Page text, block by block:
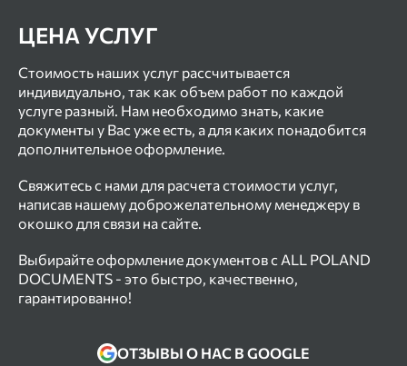
ЦЕНА УСЛУГ
Стоимость наших услуг рассчитывается
индивидуально, так как объем работ по каждой
услуге разный. Нам необходимо знать, какие
документы у Вас уже есть, а для каких понадобится
дополнительное оформление.
Свяжитесь с нами для расчета стоимости услуг,
написав нашему доброжелательному менеджеру в
окошко для связи на сайте.
Выбирайте оформление документов с ALL POLAND
DOCUMENTS - это быстро, качественно,
гарантированно!
Отзывы наших клиентов
ОТЗЫВЫ О НАС В GOOGLE